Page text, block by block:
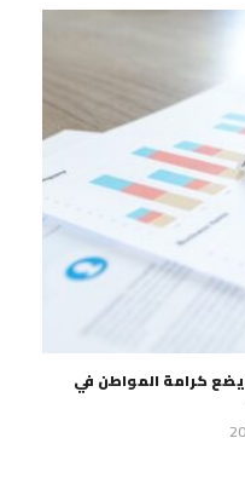
اخنوش: مشروع قانون مالية 2027 يضع كرامة المواطن في